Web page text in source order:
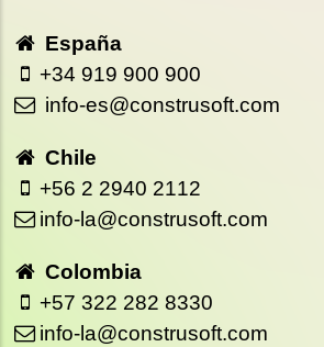
España
+34 919 900 900
info-es@construsoft.com
Chile
+56 2 2940 2112
info-la@construsoft.com
Colombia
+57 322 282 8330
info-la@construsoft.com